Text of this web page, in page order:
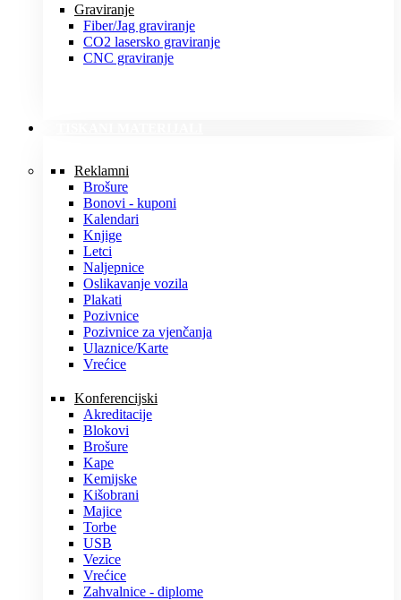
Graviranje
Fiber/Jag graviranje
CO2 lasersko graviranje
CNC graviranje
Reklamni
Brošure
Bonovi - kuponi
Kalendari
Knjige
Letci
Naljepnice
Oslikavanje vozila
Plakati
Pozivnice
Pozivnice za vjenčanja
Ulaznice/Karte
Vrećice
Konferencijski
Akreditacije
Blokovi
Brošure
Kape
Kemijske
Kišobrani
Majice
Torbe
USB
Vezice
Vrećice
Zahvalnice - diplome